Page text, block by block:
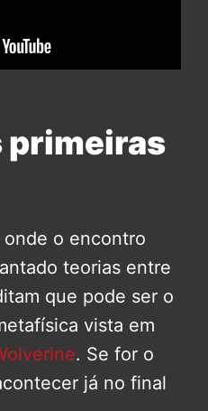
primeiras
o encontro
teorias entre
que pode ser o
vista em
. Se for o
já no final